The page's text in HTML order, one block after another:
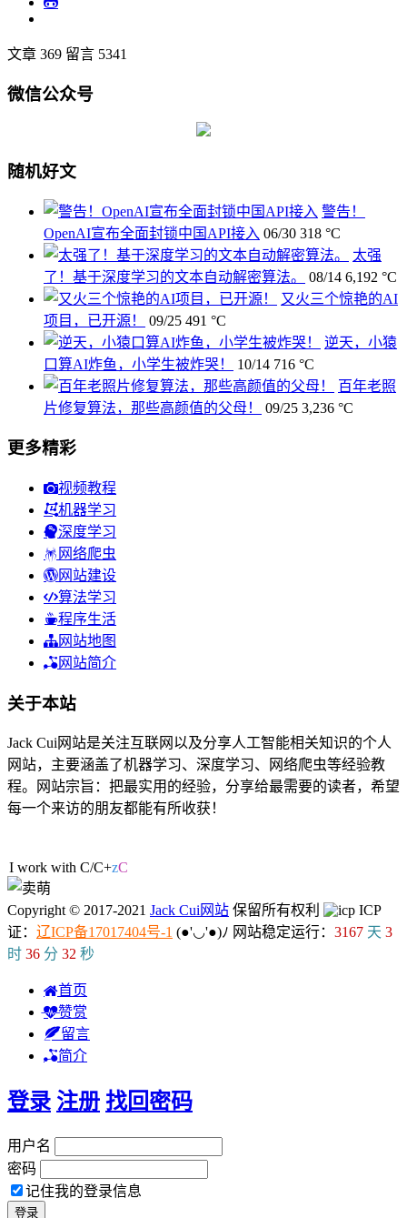
文章 369 留言 5341
微信公众号
随机好文
警告！
OpenAI宣布全面封锁中国API接入 06/30 318 °C
太强
了！基于深度学习的文本自动解密算法。
08/14 6,192 °C
又火三个惊艳的AI
项目，已开源！
09/25 491 °C
逆天，小猿
口算AI炸鱼，小学生被炸哭！
10/14 716 °C
百年老照
片修复算法，那些高颜值的父母！
09/25 3,236 °C
更多精彩
视频教程
机器学习
深度学习
网络爬虫
网站建设
算法学习
程序生活
网站地图
网站简介
关于本站
Jack Cui网站是关注互联网以及分享人工智能相关知识的个人
网站，主要涵盖了机器学习、深度学习、网络爬虫等经验教
程。网站宗旨：把最实用的经验，分享给最需要的读者，希望
每一个来访的朋友都能有所收获！
I work with ChlliY
Copyright © 2017-2021 Jack Cui网站 保留所有权利
ICP
证： 辽ICP备17017404号-1 (●'◡'●)ﾉ 网站稳定运行： 3167 天 3
时 36 分 32 秒
首页
赞赏
留言
简介
登录 注册 找回密码
用户名
密码
记住我的登录信息